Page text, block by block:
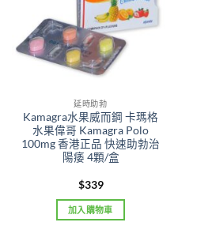
延時助勃
Kamagra水果威而鋼 卡瑪格
水果偉哥 Kamagra Polo
100mg 香港正品 快速助勃治
陽痿 4顆/盒
$339
加入購物車